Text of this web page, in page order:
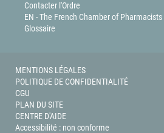
Contacter l'Ordre
EN - The French Chamber of Pharmacists
Glossaire
MENTIONS LÉGALES
POLITIQUE DE CONFIDENTIALITÉ
CGU
PLAN DU SITE
CENTRE D'AIDE
Accessibilité : non conforme